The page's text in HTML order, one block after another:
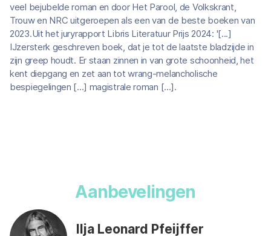
veel bejubelde roman en door Het Parool, de Volkskrant,
Trouw en NRC uitgeroepen als een van de beste boeken van
2023.Uit het juryrapport Libris Literatuur Prijs 2024: '[...]
IJzersterk geschreven boek, dat je tot de laatste bladzijde in
zijn greep houdt. Er staan zinnen in van grote schoonheid, het
kent diepgang en zet aan tot wrang-melancholische
bespiegelingen [...] magistrale roman [...].
Aanbevelingen
Ilja Leonard Pfeijffer